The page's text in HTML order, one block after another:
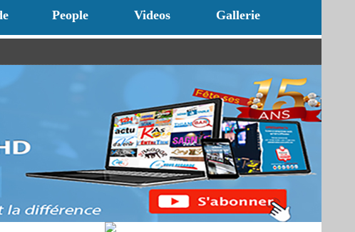
People Videos Gallerie